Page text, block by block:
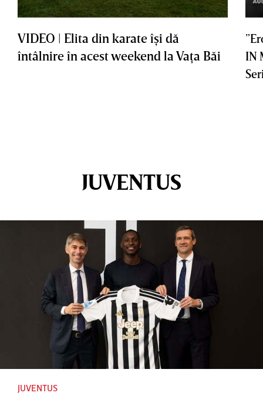
VIDEO | Elita din karate îşi dă
întâlnire în acest weekend la Vaţa Băi
IN
JUVENTUS
JUVENTUS